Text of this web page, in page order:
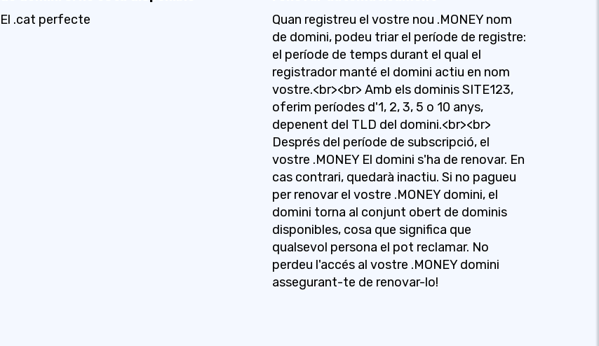
El .cat perfecte
Quan registreu el vostre nou .MONEY nom
de domini, podeu triar el període de registre:
el període de temps durant el qual el
registrador manté el domini actiu en nom
vostre.<br><br> Amb els dominis SITE123,
oferim períodes d'1, 2, 3, 5 o 10 anys,
depenent del TLD del domini.<br><br>
Després del període de subscripció, el
vostre .MONEY El domini s'ha de renovar. En
cas contrari, quedarà inactiu. Si no pagueu
per renovar el vostre .MONEY domini, el
domini torna al conjunt obert de dominis
disponibles, cosa que significa que
qualsevol persona el pot reclamar. No
perdeu l'accés al vostre .MONEY domini
assegurant-te de renovar-lo!